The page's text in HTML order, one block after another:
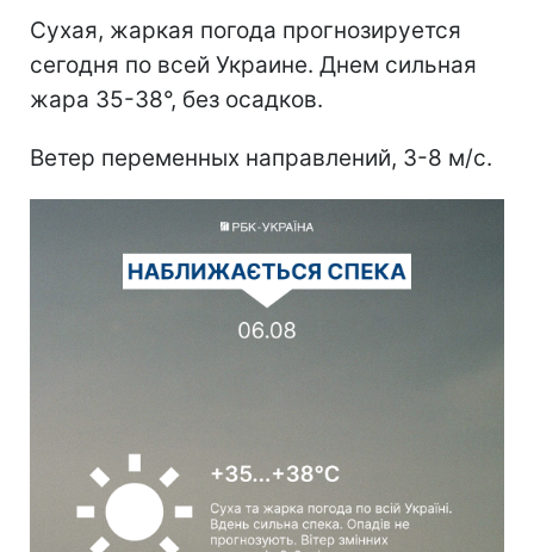
Сухая, жаркая погода прогнозируется
сегодня по всей Украине. Днем сильная
жара 35-38°, без осадков.
Ветер переменных направлений, 3-8 м/с.